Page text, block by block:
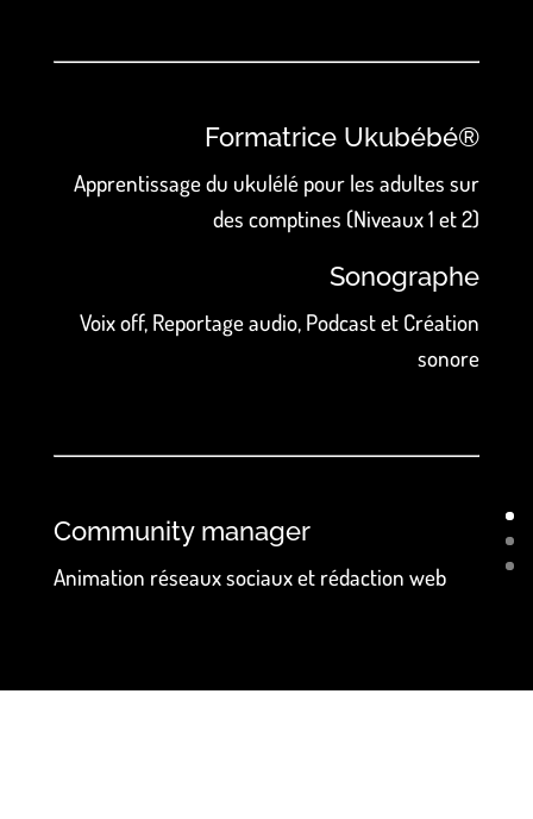
Formatrice Ukubébé®
Apprentissage du ukulélé pour les adultes sur
des comptines (Niveaux 1 et 2)
Sonographe
Voix off, Reportage audio, Podcast et Création
sonore
Community manager
Animation réseaux sociaux et rédaction web